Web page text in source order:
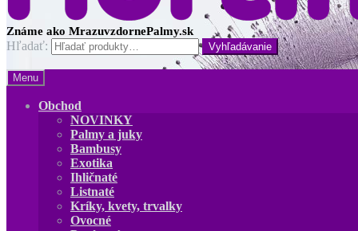
Hľadať:
Menu
Obchod
NOVINKY
Palmy a juky
Bambusy
Exotika
Ihličnaté
Listnaté
Kríky, kvety, trvalky
Ovocné